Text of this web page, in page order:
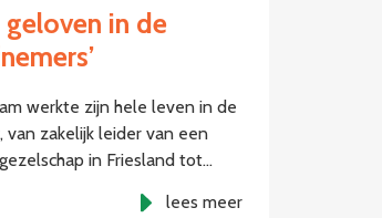
geloven in de
werkte zijn hele leven in de
van zakelijk leider van een
in Friesland tot…
lees meer